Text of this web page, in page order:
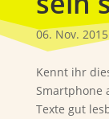
06. Nov. 2015
Kennt ihr
Smartphone
Texte gut